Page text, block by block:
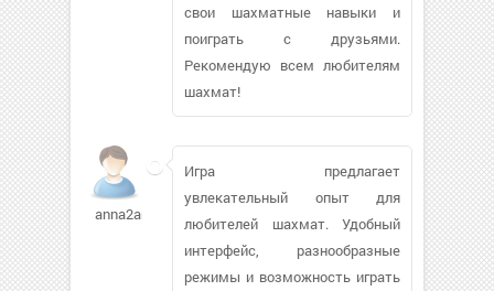
свои шахматные навыки и
поиграть с друзьями.
Рекомендую всем любителям
шахмат!
anna2anna679
Игра предлагает
увлекательный опыт для
любителей шахмат. Удобный
интерфейс, разнообразные
режимы и возможность играть